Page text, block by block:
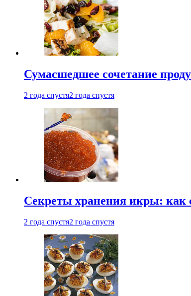
Сумасшедшее сочетание
2 года спустя2 года спустя
Секреты хранения икры: как
2 года спустя2 года спустя